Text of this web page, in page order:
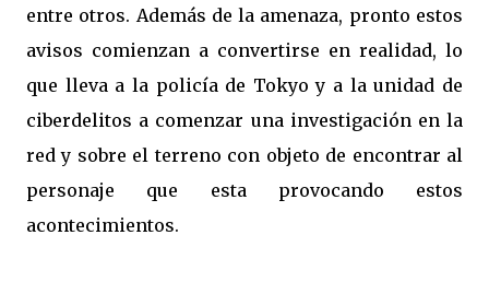
entre otros. Además de la amenaza, pronto estos
avisos comienzan a convertirse en realidad, lo
que lleva a la policía de Tokyo y a la unidad de
ciberdelitos a comenzar una investigación en la
red y sobre el terreno con objeto de encontrar al
personaje que esta provocando estos
acontecimientos.